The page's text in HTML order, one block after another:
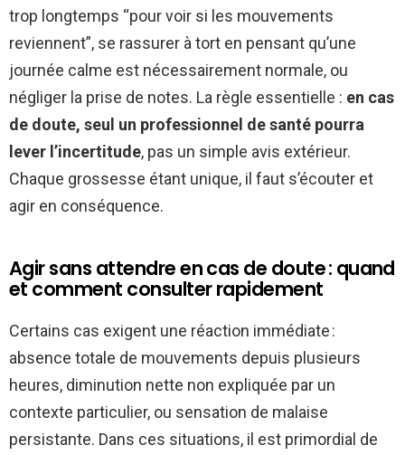
trop longtemps “pour voir si les mouvements
reviennent”, se rassurer à tort en pensant qu’une
journée calme est nécessairement normale, ou
négliger la prise de notes. La règle essentielle : en cas
de doute, seul un professionnel de santé pourra
lever l’incertitude, pas un simple avis extérieur.
Chaque grossesse étant unique, il faut s’écouter et
agir en conséquence.
Agir sans attendre en cas de doute : quand
et comment consulter rapidement
Certains cas exigent une réaction immédiate :
absence totale de mouvements depuis plusieurs
heures, diminution nette non expliquée par un
contexte particulier, ou sensation de malaise
persistante. Dans ces situations, il est primordial de